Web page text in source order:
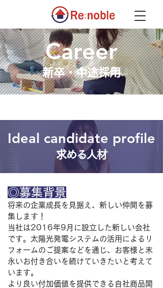
Career
新卒・中途採用
Ideal candidate profile
求める人材
◎募集背景
将来の企業成長を見据え、新しい仲間を募
集します！
当社は2016年9月に設立した新しい会社
です。太陽光発電システムの活用によるリ
フォームのご提案などを通じ、お客様と末
永いお付き合いを続けていきたいと考えて
います。
より良い付加価値を提供できる自社商品開